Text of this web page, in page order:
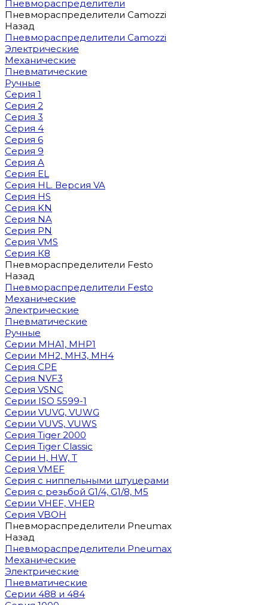
Пневмораспределители
Пневмораспределители Camozzi
Назад
Пневмораспределители Camozzi
Электрические
Механические
Пневматические
Ручные
Серия 1
Серия 2
Серия 3
Серия 4
Серия 6
Серия 9
Серия A
Серия EL
Серия HL. Версия VA
Серия HS
Серия KN
Серия NA
Серия PN
Серия VMS
Серия К8
Пневмораспределители Festo
Назад
Пневмораспределители Festo
Механические
Электрические
Пневматические
Ручные
Cерии MHA1, MHP1
Cерии MH2, MH3, MH4
Cерия CPE
Серия NVF3
Серия VSNC
Серии ISO 5599-1
Серии VUVG, VUWG
Серии VUVS, VUWS
Серия Tiger 2000
Серия Tiger Classic
Серии H, HW, T
Серия VMEF
Серия с ниппельными штуцерами
Серия с резьбой G1/4, G1/8, М5
Серии VHEF, VHER
Серия VBOH
Пневмораспределители Pneumax
Назад
Пневмораспределители Pneumax
Механические
Электрические
Пневматические
Серии 488 и 484